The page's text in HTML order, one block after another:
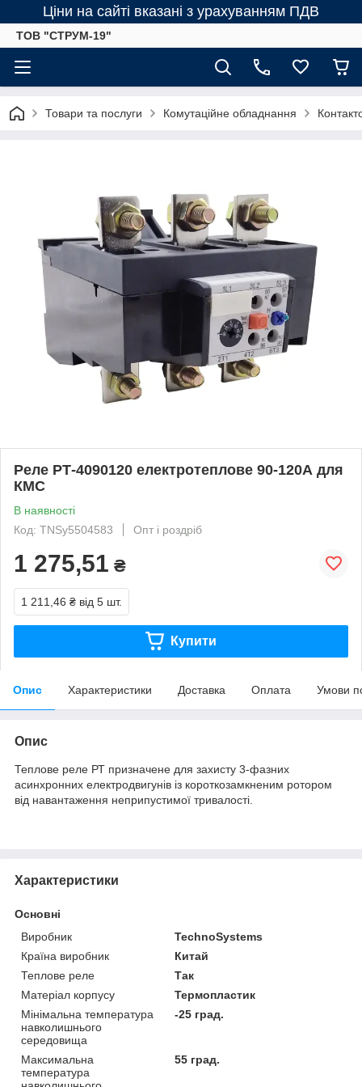
Ціни на сайті вказані з урахуванням ПДВ
ТОВ "СТРУМ-19"
Товари та послуги Комутаційне обладнання
Реле РТ-4090120 електротеплове 90-120А для
КМС
В наявності
Код: TNSy5504583
Опт і роздріб
1 275,51 ₴
1 211,46 ₴ від 5 шт.
Купити
Опис Характеристики Доставка Оплата Умови
Опис
Теплове реле РТ призначене для захисту 3-фазних
асинхронних електродвигунів із короткозамкненим ротором
від навантаження неприпустимої тривалості.
Характеристики
Основні
Виробник
TechnoSystems
Країна виробник
Китай
Теплове реле
Так
Матеріал корпусу
Термопластик
Мінімальна температура
навколишнього
середовища
-25 град.
Максимальна
температура
55 град.